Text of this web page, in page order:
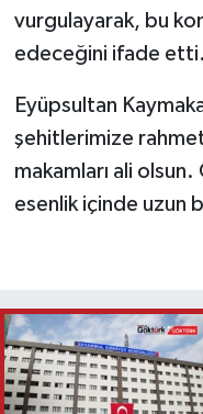
vurgulayarak, bu
edeceğini ifade etti.
Eyüpsultan
şehitlerimize
makamları ali
esenlik içinde uzun